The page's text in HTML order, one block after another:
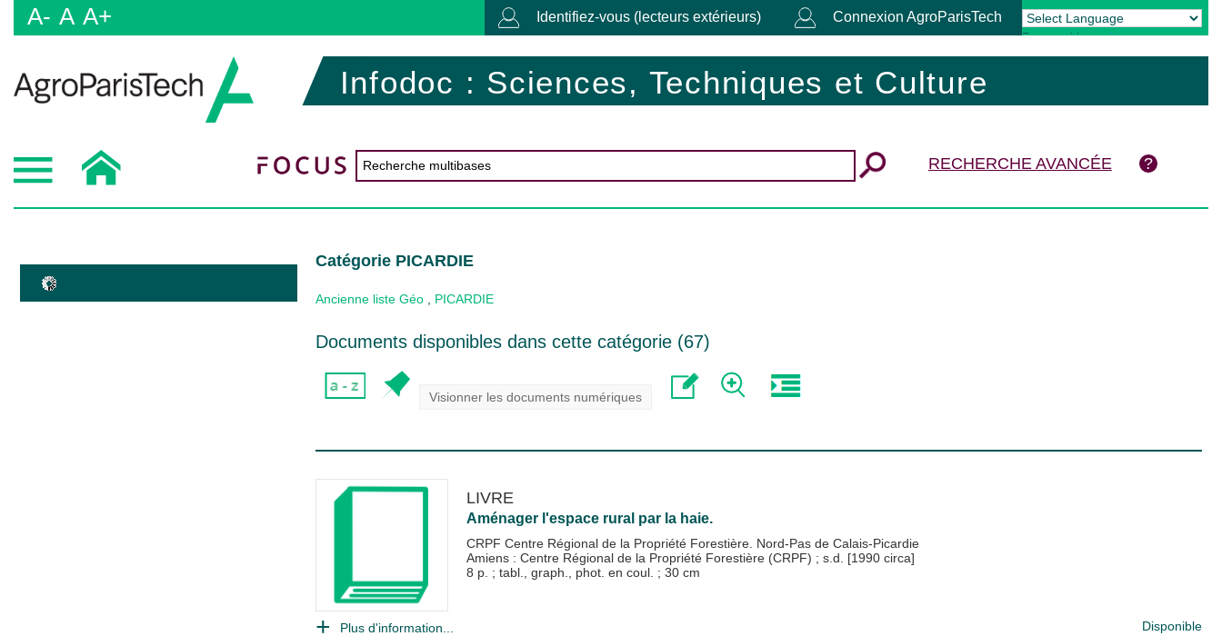
A- A A+ Identifiez-vous (lecteurs extérieurs) Connexion AgroParisTech
Powered by Translate
Infodoc : Sciences, Techniques et Culture
RECHERCHE AVANCÉE
Catégorie PICARDIE
Ancienne liste Géo PICARDIE
Documents disponibles dans cette catégorie (67)
Visionner les documents numériques
LIVRE
Aménager l'espace rural par la haie.
CRPF Centre Régional de la Propriété Forestière. Nord-Pas de Calais-Picardie
Amiens : Centre Régional de la Propriété Forestière (CRPF) ; s.d. [1990 circa]
8 p. ; tabl., graph., phot. en coul. ; 30 cm
Plus d'information... Disponible